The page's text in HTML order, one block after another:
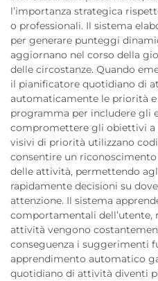
l’importanza strategica
o professionali. Il sistema
per generare punteggi
aggiornano nel corso della
delle circostanze. Quando
il pianificatore quotidiano di
automaticamente le priorità
programma per includere gli
compromettere gli obiettivi
visivi di priorità utilizzano
consentire un
delle attività, permettendo
rapidamente decisioni su
attenzione. Il sistema
comportamentali
attività vengono
conseguenza i suggerimenti
apprendimento automatico
quotidiano di attività diventi